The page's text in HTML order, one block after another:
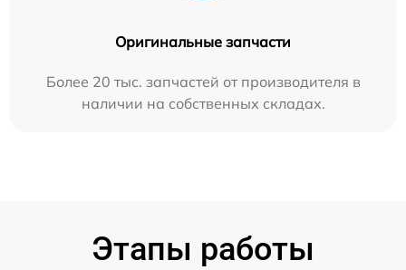
Оригинальные запчасти
Более 20 тыс. запчастей от производителя в
наличии на собственных складах.
Этапы работы